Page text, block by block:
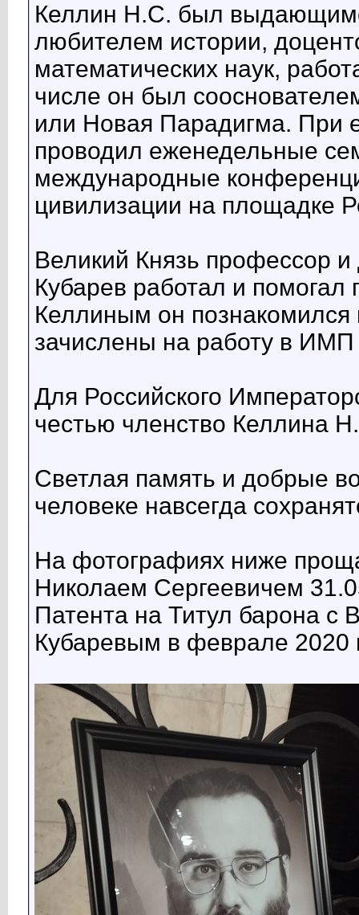
Келлин Н.С. был
любителем истории,
математических наук,
числе он был
или Новая Парадигма. При
проводил еженедельные
международные
цивилизации на площадке
Великий Князь профессор
Кубарев работал и помогал
Келлиным он познакомился
зачислены на работу в
Для Российского
честью членство Келлина
Светлая память и добрые
человеке навсегда
На фотографиях ниже
Николаем Сергеевичем
Патента на Титул барона
Кубаревым в феврале 2020